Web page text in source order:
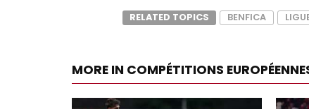
RELATED TOPICS BENFICA
MORE IN COMPÉTITIONS